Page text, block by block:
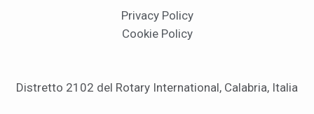
Privacy Policy
Cookie Policy
Distretto 2102 del Rotary International, Calabria, Italia